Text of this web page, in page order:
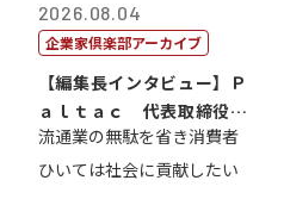
2026.08.04
企業家倶楽部アーカイブ
【編集長インタビュー】Ｐ
ａｌｔａｃ 代表取締役会
長三木田國夫
流通業の無駄を省き消費者
ひいては社会に貢献したい